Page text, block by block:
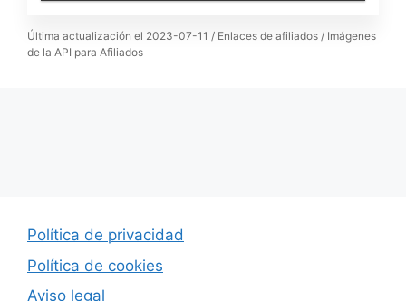
Última actualización el 2023-07-11 / Enlaces de afiliados / Imágenes
de la API para Afiliados
Política de privacidad
Política de cookies
Aviso legal